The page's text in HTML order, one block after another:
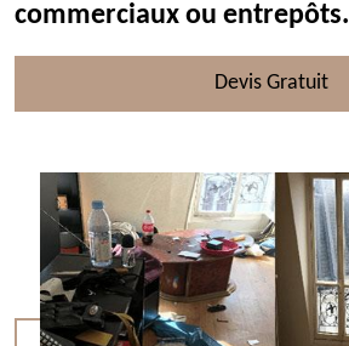
commerciaux ou entrepôts.
Devis Gratuit